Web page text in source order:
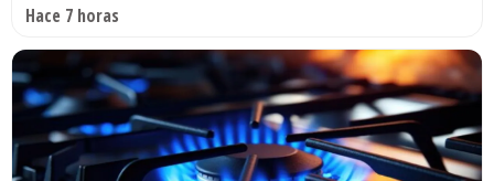
Hace 7 horas